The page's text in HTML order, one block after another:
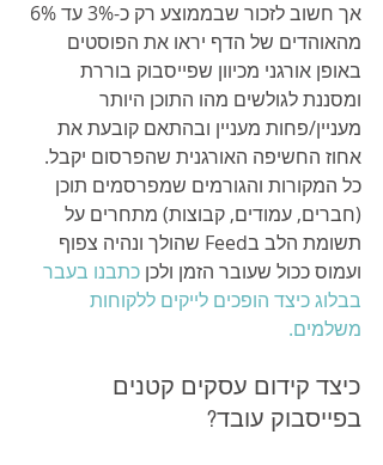
מהאוהדים של הדף יראו את הפוסטים
באופן אורגני מכיוון שפייסבוק בוררת
ומסננת לגולשים מהו התוכן היותר
מעניין/פחות מעניין ובהתאם קובעת את
אחוז החשיפה האורגנית שהפרסום יקבל.
כל המקורות והגורמים שמפרסמים תוכן
(חברים, עמודים, קבוצות) מתחרים על
תשומת הלב בFeed שהולך ונהיה צפוף
ועמוס ככול שעובר הזמן ולכן כתבנו בעבר
בבלוג כיצד הופכים לייקים ללקוחות
משלמים.
כיצד קידום עסקים קטנים
בפייסבוק עובד?